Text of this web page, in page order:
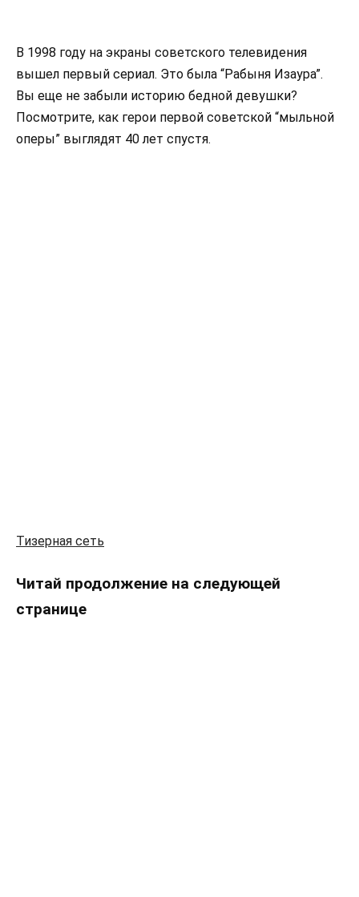
В 1998 году на экраны советского телевидения
вышел первый сериал. Это была “Рабыня Изаура”.
Вы еще не забыли историю бедной девушки?
Посмотрите, как герои первой советской “мыльной
оперы” выглядят 40 лет спустя.
Тизерная сеть
Читай продолжение на следующей
странице